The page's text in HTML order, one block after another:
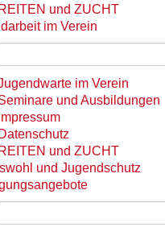
REITEN und ZUCHT
im Verein
im Verein
und Ausbildungen
Impressum
Datenschutz
REITEN und ZUCHT
und Jugendschutz